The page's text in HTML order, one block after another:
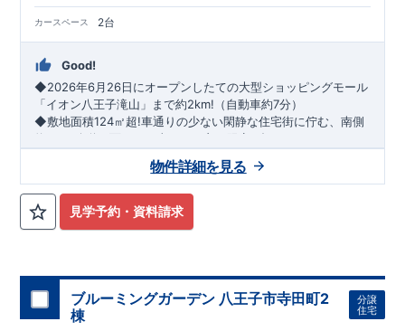
カースペース 2台
Good!
◆2026年6月26日にオープンしたての大型ショッピングモール
「イオン八王子滝山」まで約2km!（自動車約7分）
◆敷地面積124㎡超!車通りの少ない閑静な住宅街に佇む、南側
約6.0m公道に面した日当たりが良い限定2邸♪
室★ウォークインクローゼット（1号棟）★広々バルコニー（2
号棟）★​​JR八高線『小宮』駅まで徒歩24分、自転車10分 ​JR
横浜線、JR中央線、JR八高線『八王子』駅までバス24分
ス停『宇津木台』まで徒歩4分
◆八王子市立宇津木台小学校　徒歩8分
◆八王子市立石川中学校　徒歩18分
◎嬉しい仕様と設備◎
【ハイブリット窓】
優れた断熱効果でエアコン効率を高めて、消費電力量を減らすことで
【電池錠タッチキー
見学予約・資料請求
物件詳細を見る
ブルーミングガーデン 八王子市寺田町2
棟
分譲
住宅